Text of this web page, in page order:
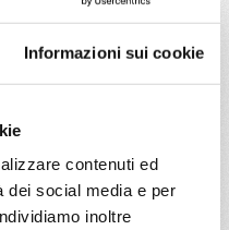
Informazioni sui cookie
contenuti ed
dei social media e per
inoltre
De France